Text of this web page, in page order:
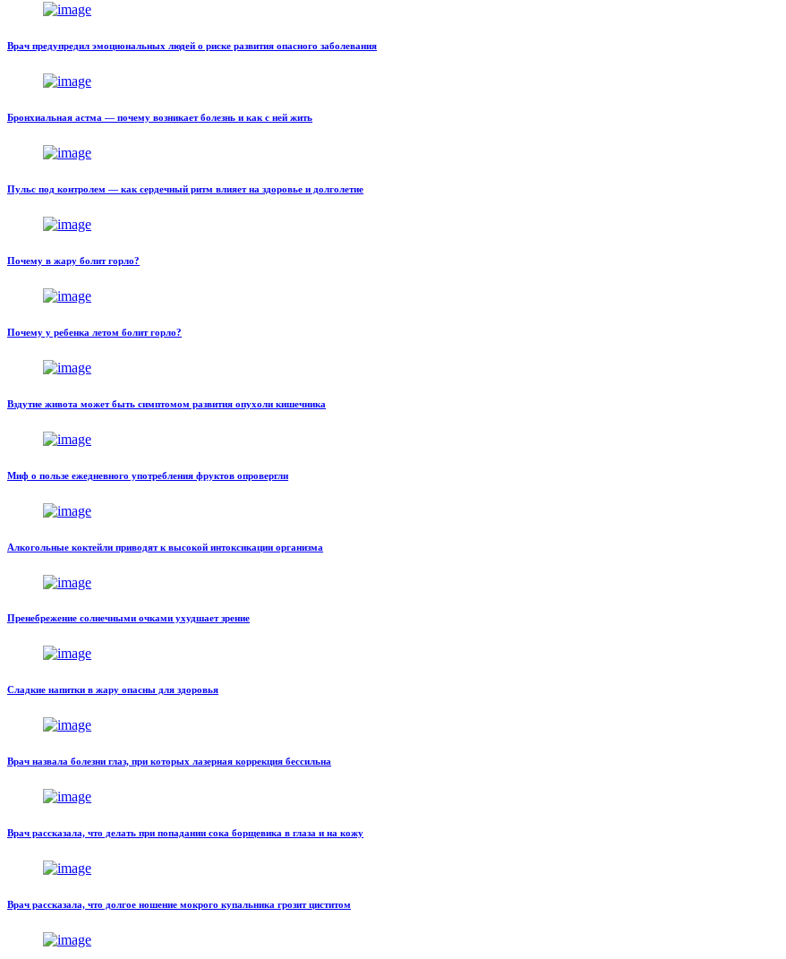
Врач предупредил эмоциональных людей о риске развития опасного заболевания
Бронхиальная астма — почему возникает болезнь и как с ней жить
Пульс под контролем — как сердечный ритм влияет на здоровье и долголетие
Почему в жару болит горло?
Почему у ребенка летом болит горло?
Вздутие живота может быть симптомом развития опухоли кишечника
Миф о пользе ежедневного употребления фруктов опровергли
Алкогольные коктейли приводят к высокой интоксикации организма
Пренебрежение солнечными очками ухудшает зрение
Сладкие напитки в жару опасны для здоровья
Врач назвала болезни глаз, при которых лазерная коррекция бессильна
Врач рассказала, что делать при попадании сока борщевика в глаза и на кожу
Врач рассказала, что долгое ношение мокрого купальника грозит циститом